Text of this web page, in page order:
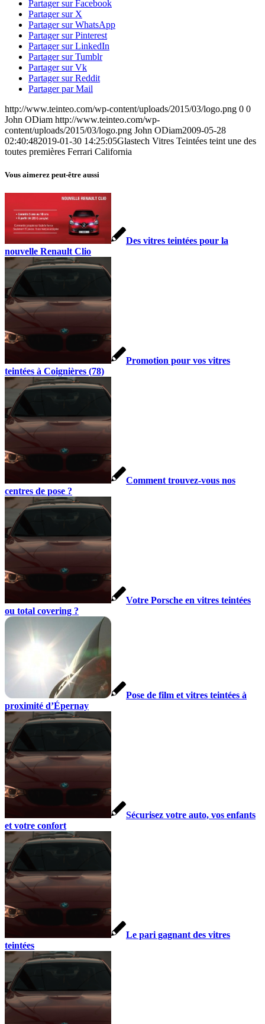
Partager sur Facebook
Partager sur X
Partager sur WhatsApp
Partager sur Pinterest
Partager sur LinkedIn
Partager sur Tumblr
Partager sur Vk
Partager sur Reddit
Partager par Mail
http://www.teinteo.com/wp-content/uploads/2015/03/logo.png 0 0
John ODiam http://www.teinteo.com/wp-
content/uploads/2015/03/logo.png John ODiam2009-05-28
02:40:482019-01-30 14:25:05Glastech Vitres Teintées teint une des
toutes premières Ferrari California
Vous aimerez peut-être aussi
Des vitres teintées pour la
nouvelle Renault Clio
Promotion pour vos vitres
teintées à Coignières (78)
Comment trouvez-vous nos
centres de pose ?
Votre Porsche en vitres teintées
ou total covering ?
Pose de film et vitres teintées à
proximité d’Épernay
Sécurisez votre auto, vos enfants
et votre confort
Le pari gagnant des vitres
teintées